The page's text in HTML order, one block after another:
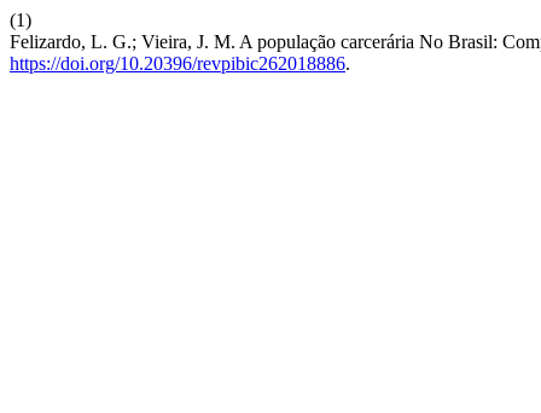
(1)
Felizardo, L. G.; Vieira, J. M. A população carcerária No Brasil:
https://doi.org/10.20396/revpibic262018886.